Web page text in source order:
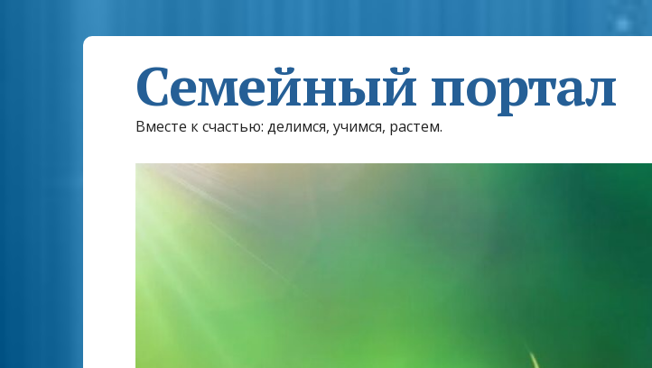
Семейный портал
Вместе к счастью: делимся, учимся, растем.